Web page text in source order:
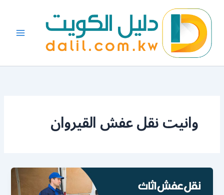
المحتوى
وانيت نقل عفش القيروان